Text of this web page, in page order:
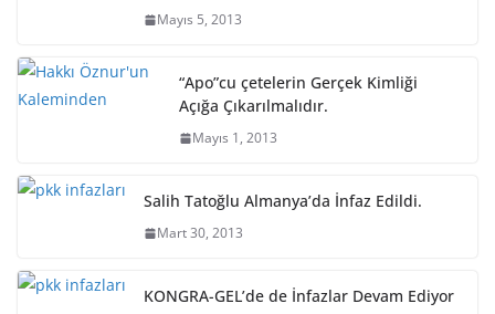
Mayıs 5, 2013
“Apo”cu çetelerin Gerçek Kimliği
Açığa Çıkarılmalıdır.
Mayıs 1, 2013
Salih Tatoğlu Almanya’da İnfaz Edildi.
Mart 30, 2013
KONGRA-GEL’de de İnfazlar Devam Ediyor